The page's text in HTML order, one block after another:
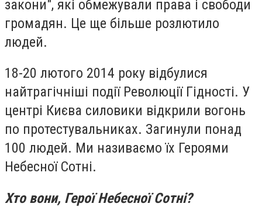
закони", які обмежували права і свободи
громадян. Це ще більше розлютило
людей.
18-20 лютого 2014 року відбулися
найтрагічніші події Революції Гідності. У
центрі Києва силовики відкрили вогонь
по протестувальниках. Загинули понад
100 людей. Ми називаємо їх Героями
Небесної Сотні.
Хто вони, Герої Небесної Сотні?